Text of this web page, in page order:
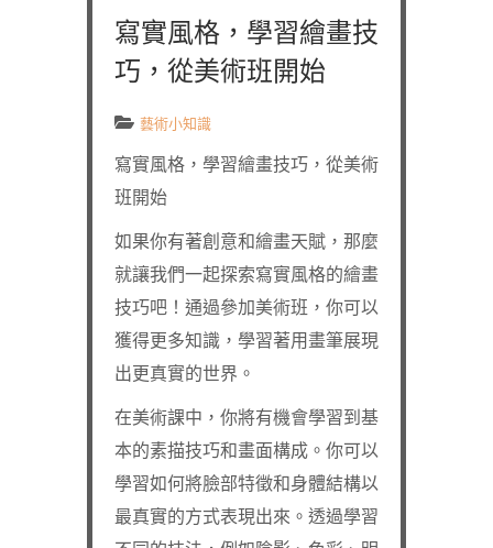
寫實風格，學習繪畫技
巧，從美術班開始
藝術小知識
寫實風格，學習繪畫技巧，從美術
班開始
如果你有著創意和繪畫天賦，那麼
就讓我們一起探索寫實風格的繪畫
技巧吧！通過參加美術班，你可以
獲得更多知識，學習著用畫筆展現
出更真實的世界。
在美術課中，你將有機會學習到基
本的素描技巧和畫面構成。你可以
學習如何將臉部特徵和身體結構以
最真實的方式表現出來。透過學習